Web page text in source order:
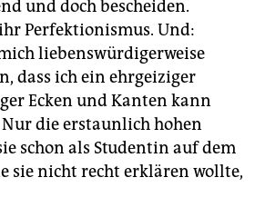
und doch bescheiden.
Perfektionismus. Und:
liebenswürdigerweise
dass ich ein ehrgeiziger
Ecken und Kanten kann
die erstaunlich hohen
schon als Studentin auf dem
sie nicht recht erklären wollte,